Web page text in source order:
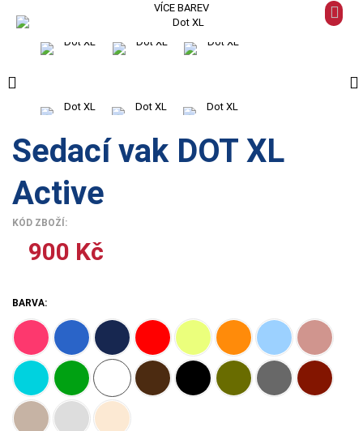
VÍCE BAREV
Sedací vak DOT XL
Active
KÓD ZBOŽÍ:
900 Kč
BARVA: